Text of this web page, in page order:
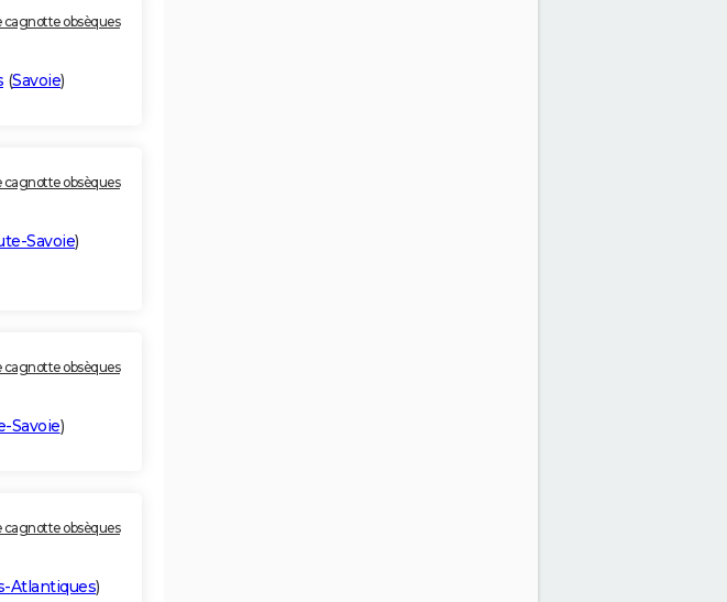
cagnotte obsèques
(Savoie)
cagnotte obsèques
Savoie)
cagnotte obsèques
Savoie)
cagnotte obsèques
Atlantiques)